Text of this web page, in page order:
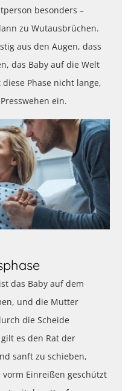
besonders –
zu Wutausbrüchen.
aus den Augen, dass
das Baby auf die Welt
Phase nicht lange,
ein.
das Baby auf dem
und die Mutter
die Scheide
es den Rat der
sanft zu schieben,
Einreißen geschützt